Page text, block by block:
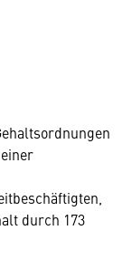
durch 173